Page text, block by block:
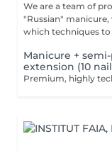
We are a team of
"Russian" manicure,
which techniques to
Manicure +
extension (10